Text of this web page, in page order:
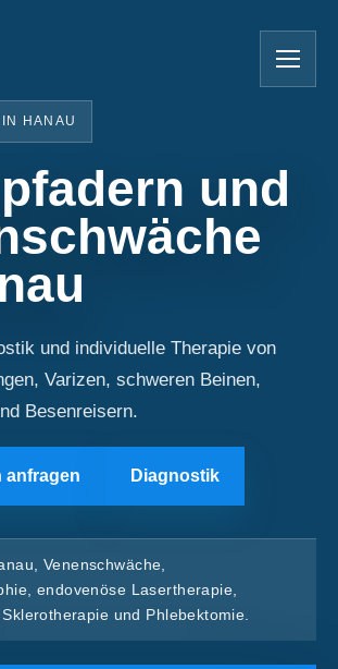
HANAU
und
und individuelle Therapie von
Varizen, schweren Beinen,
Besenreisern.
anfragen Diagnostik
Venenschwäche,
endovenöse Lasertherapie,
und Phlebektomie.